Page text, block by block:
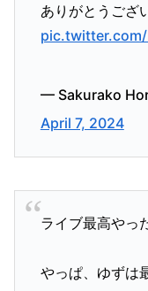
ありがとうござ
— Sakurako
April 7, 2024
ライブ最高や
やっぱ、ゆずは